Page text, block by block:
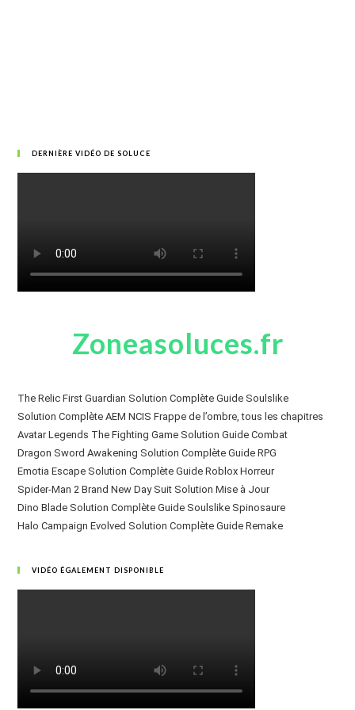
DERNIÈRE VIDÉO DE SOLUCE
Zoneasoluces.fr
The Relic First Guardian Solution Complète Guide Soulslike
Solution Complète AEM NCIS Frappe de l’ombre, tous les chapitres
Avatar Legends The Fighting Game Solution Guide Combat
Dragon Sword Awakening Solution Complète Guide RPG
Emotia Escape Solution Complète Guide Roblox Horreur
Spider-Man 2 Brand New Day Suit Solution Mise à Jour
Dino Blade Solution Complète Guide Soulslike Spinosaure
Halo Campaign Evolved Solution Complète Guide Remake
VIDÉO ÉGALEMENT DISPONIBLE